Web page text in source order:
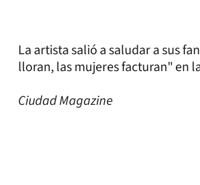
La artista salió a saludar a sus
lloran, las mujeres facturan" en
Ciudad Magazine